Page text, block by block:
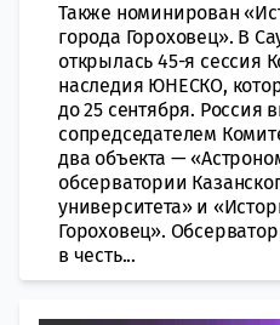
Также номинирован
города Гороховец». В
открылась 45-я сессия
наследия ЮНЕСКО,
до 25 сентября. Россия
сопредседателем
два объекта —
обсерватории
университета» и
Гороховец».
в честь...